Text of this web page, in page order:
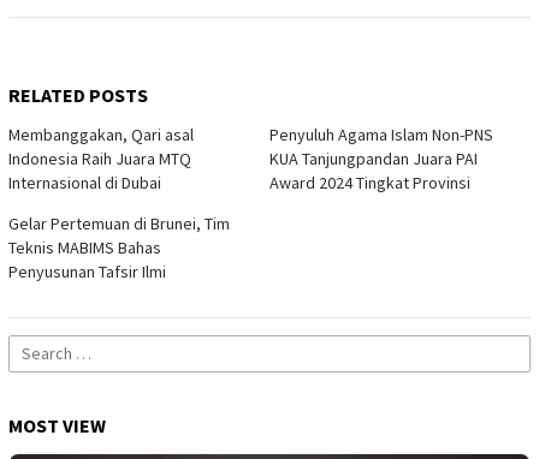
RELATED POSTS
Membanggakan, Qari asal
Indonesia Raih Juara MTQ
Internasional di Dubai
Penyuluh Agama Islam Non-PNS
KUA Tanjungpandan Juara PAI
Award 2024 Tingkat Provinsi
Gelar Pertemuan di Brunei, Tim
Teknis MABIMS Bahas
Penyusunan Tafsir Ilmi
Search
for:
MOST VIEW